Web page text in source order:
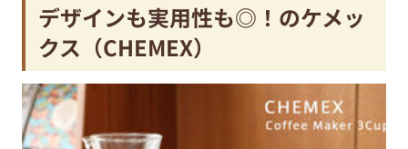
デザインも実用性も◎！のケメッ
クス（CHEMEX）